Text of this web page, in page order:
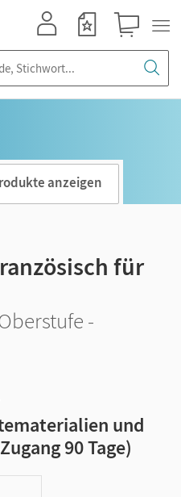
anzeigen
für
-
und
90 Tage)